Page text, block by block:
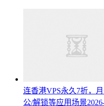
连香港VPS永久7折，
公/解锁等应用场景